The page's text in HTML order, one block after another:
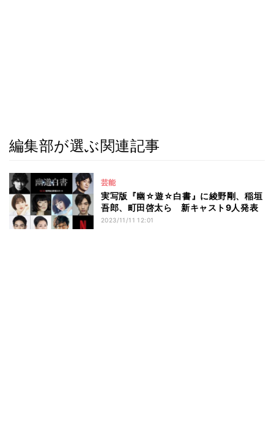
編集部が選ぶ関連記事
芸能
実写版『幽☆遊☆白書』に綾野剛、稲垣
吾郎、町田啓太ら 新キャスト9人発表
2023/11/11 12:01